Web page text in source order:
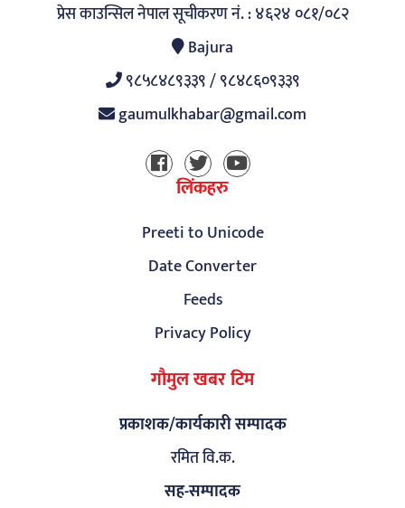
प्रेस काउन्सिल नेपाल सूचीकरण नं. : ४६२४ ०८१/०८२
Bajura
९८५८४८९३३९ / ९८४८६०९३३९
gaumulkhabar@gmail.com
लिंकहरु
Preeti to Unicode
Date Converter
Feeds
Privacy Policy
गौमुल खबर टिम
प्रकाशक/कार्यकारी सम्पादक
रमित वि.क.
सह-सम्पादक